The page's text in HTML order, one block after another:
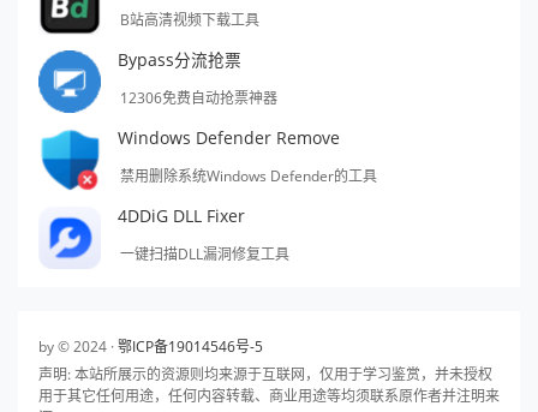
B站高清视频下载工具
Bypass分流抢票
12306免费自动抢票神器
Windows Defender Remove
禁用删除系统Windows Defender的工具
4DDiG DLL Fixer
一键扫描DLL漏洞修复工具
by © 2024 ·鄂ICP备19014546号-5
声明: 本站所展示的资源则均来源于互联网，仅用于学习鉴赏，并未授权
用于其它任何用途，任何内容转载、商业用途等均须联系原作者并注明来